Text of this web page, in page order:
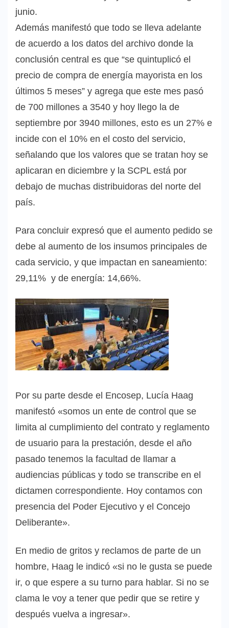
junio.
Además manifestó que todo se lleva adelante
de acuerdo a los datos del archivo donde la
conclusión central es que “se quintuplicó el
precio de compra de energía mayorista en los
últimos 5 meses” y agrega que este mes pasó
de 700 millones a 3540 y hoy llego la de
septiembre por 3940 millones, esto es un 27% e
incide con el 10% en el costo del servicio,
señalando que los valores que se tratan hoy se
aplicaran en diciembre y la SCPL está por
debajo de muchas distribuidoras del norte del
país.
Para concluir expresó que el aumento pedido se
debe al aumento de los insumos principales de
cada servicio, y que impactan en saneamiento:
29,11% y de energía: 14,66%.
Por su parte desde el Encosep, Lucía Haag
manifestó «somos un ente de control que se
limita al cumplimiento del contrato y reglamento
de usuario para la prestación, desde el año
pasado tenemos la facultad de llamar a
audiencias públicas y todo se transcribe en el
dictamen correspondiente. Hoy contamos con
presencia del Poder Ejecutivo y el Concejo
Deliberante».
En medio de gritos y reclamos de parte de un
hombre, Haag le indicó «si no le gusta se puede
ir, o que espere a su turno para hablar. Si no se
clama le voy a tener que pedir que se retire y
después vuelva a ingresar».